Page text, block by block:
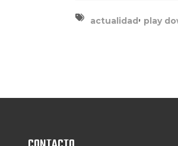
actualidad , play